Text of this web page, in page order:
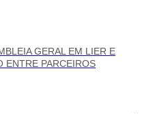
GERAL EM LIER E
ENTRE PARCEIROS